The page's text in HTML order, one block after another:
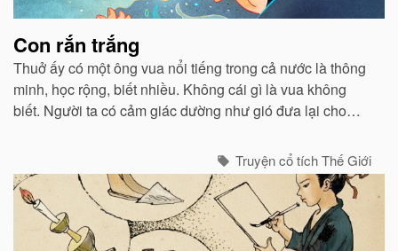
Con rắn trắng
Thuở ấy có một ông vua nổi tiếng trong cả nước là thông
minh, học rộng, biết nhiều. Không cái gì là vua không
biết. Người ta có cảm giác dường như gió đưa lại cho
Truyện cổ tích Thế Giới